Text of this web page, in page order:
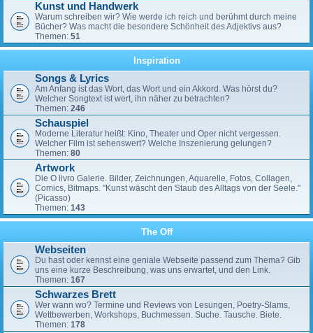
Kunst und Handwerk
Warum schreiben wir? Wie werde ich reich und berühmt durch meine
Bücher? Was macht die besondere Schönheit des Adjektivs aus?
Themen: 51
Inspiration
Songs & Lyrics
Am Anfang ist das Wort, das Wort und ein Akkord. Was hörst du?
Welcher Songtext ist wert, ihn näher zu betrachten?
Themen: 246
Schauspiel
Moderne Literatur heißt: Kino, Theater und Oper nicht vergessen.
Welcher Film ist sehenswert? Welche Inszenierung gelungen?
Themen: 80
Artwork
Die O livro Galerie. Bilder, Zeichnungen, Aquarelle, Fotos, Collagen,
Comics, Bitmaps. "Kunst wäscht den Staub des Alltags von der Seele."
(Picasso)
Themen: 143
The Off
Webseiten
Du hast oder kennst eine geniale Webseite passend zum Thema? Gib
uns eine kurze Beschreibung, was uns erwartet, und den Link.
Themen: 167
Schwarzes Brett
Wer wann wo? Termine und Reviews von Lesungen, Poetry-Slams,
Wettbewerben, Workshops, Buchmessen. Suche. Tausche. Biete.
Themen: 178